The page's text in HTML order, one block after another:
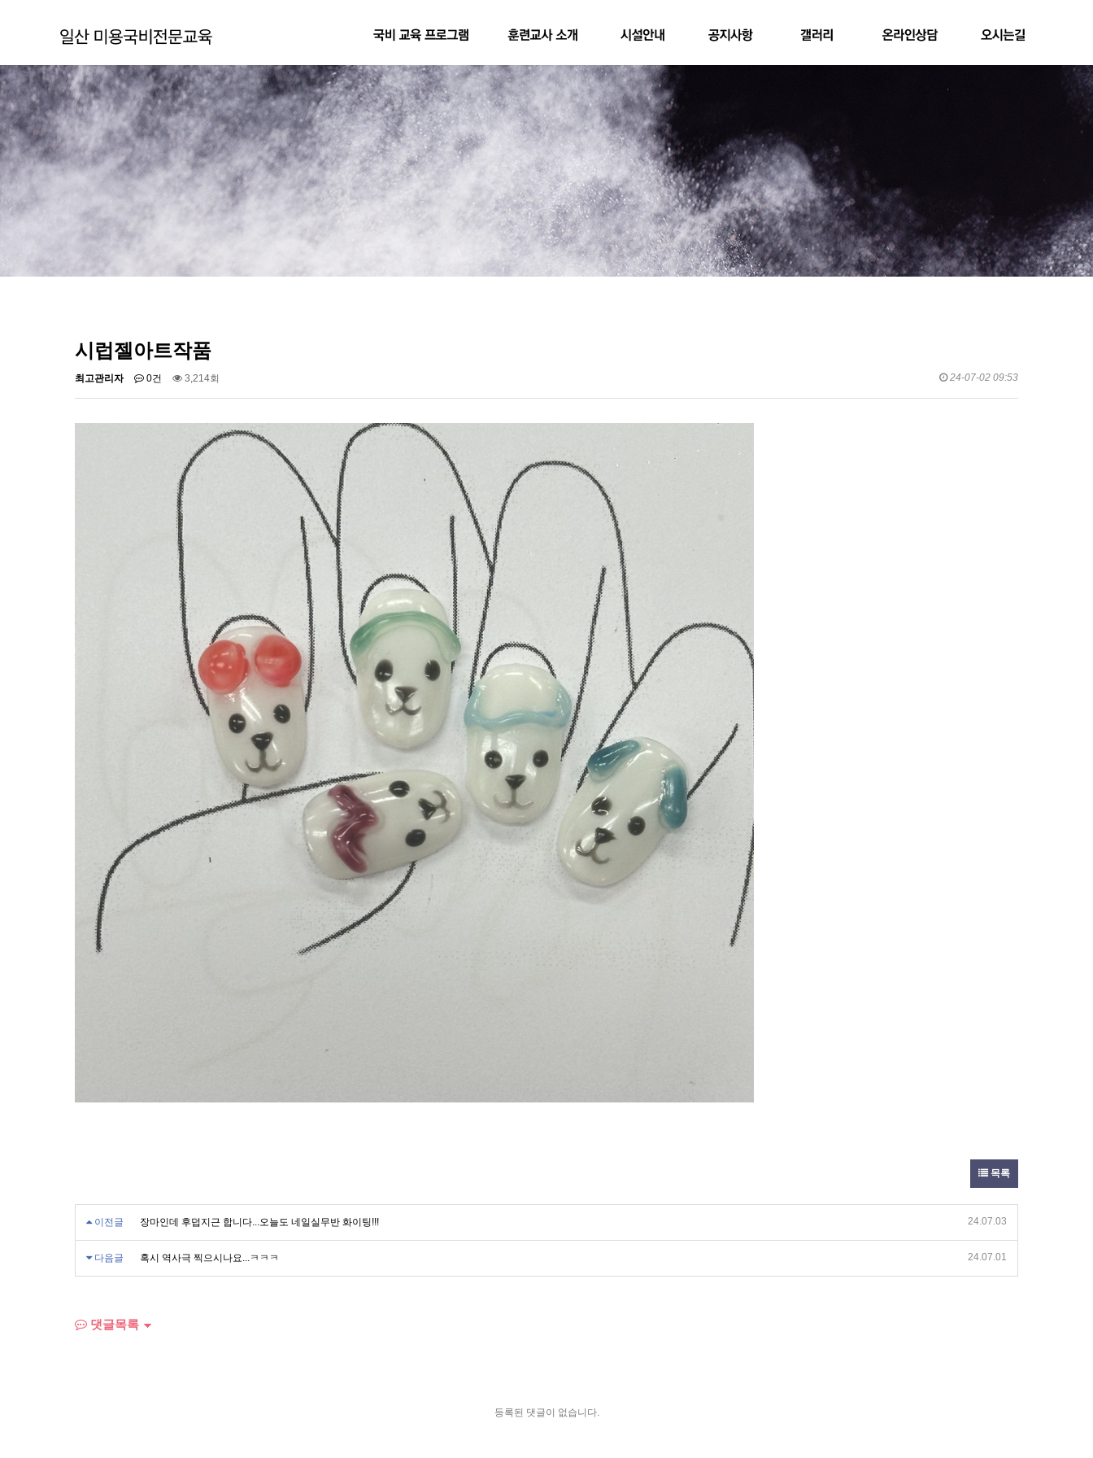
시럽젤아트작품
최고관리자 0건 3,214회 24-07-02 09:53
목록
이전글 장마인데 후덥지근 합니다...오늘도 네일실무반 화이팅!!! 24.07.03
다음글 혹시 역사극 찍으시나요...ㅋㅋㅋ 24.07.01
댓글목록
등록된 댓글이 없습니다.